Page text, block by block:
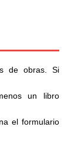
de obras. Si
un libro
el formulario